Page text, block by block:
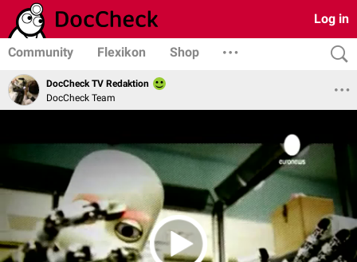
Log in
Community Flexikon Shop
DocCheck TV Redaktion
DocCheck Team